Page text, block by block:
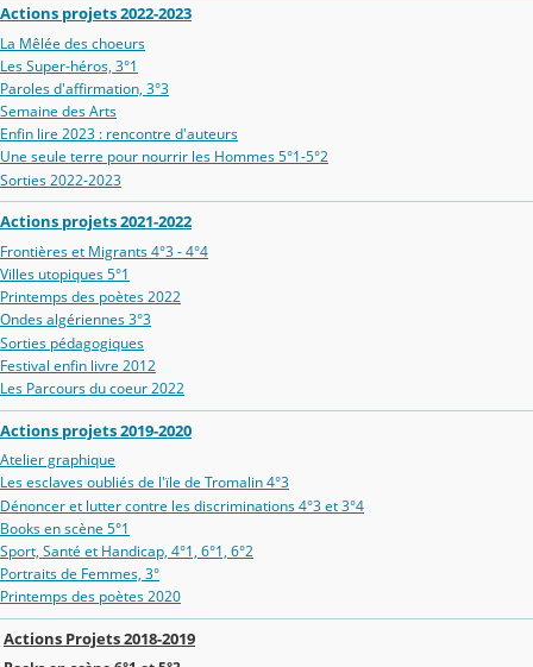
Actions projets 2022-2023
La Mêlée des choeurs
Les Super-héros, 3°1
Paroles d'affirmation, 3°3
Semaine des Arts
Enfin lire 2023 : rencontre d'auteurs
Une seule terre pour nourrir les Hommes 5°1-5°2
Sorties 2022-2023
Actions projets 2021-2022
Frontières et Migrants 4°3 - 4°4
Villes utopiques 5°1
Printemps des poètes 2022
Ondes algériennes 3°3
Sorties pédagogiques
Festival enfin livre 2012
Les Parcours du coeur 2022
Actions projets 2019-2020
Atelier graphique
Les esclaves oubliés de l'ïle de Tromalin 4°3
Dénoncer et lutter contre les discriminations 4°3 et 3°4
Books en scène 5°1
Sport, Santé et Handicap, 4°1, 6°1, 6°2
Portraits de Femmes, 3°
Printemps des poètes 2020
Actions Projets 2018-2019